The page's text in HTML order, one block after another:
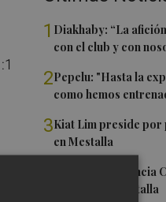
1 Diakhaby: “La
con el club y con
2Pepelu: "Hasta la
como hemos
3Kiat Lim preside
en Mestalla
El once del
Taronja de Mestalla